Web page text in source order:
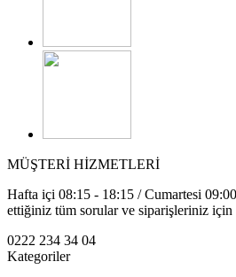
MÜŞTERİ HİZMETLERİ
Hafta içi 08:15 - 18:15 / Cumartesi
ettiğiniz tüm sorular ve siparişleriniz için
0222 234 34 04
Kategoriler